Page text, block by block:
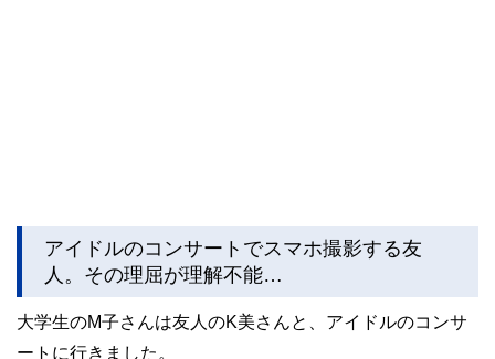
アイドルのコンサートでスマホ撮影する友
人。その理屈が理解不能…
大学生のM子さんは友人のK美さんと、アイドルのコンサ
ートに行きました。